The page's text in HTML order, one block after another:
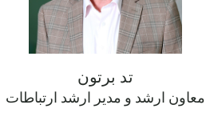
تد برتون
معاون ارشد و مدیر ارشد ارتباطات